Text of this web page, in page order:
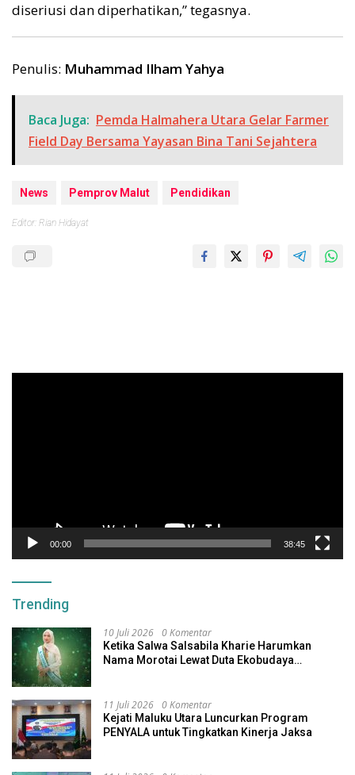
diseriusi dan diperhatikan,” tegasnya.
Penulis: Muhammad Ilham Yahya
Baca Juga: Pemda Halmahera Utara Gelar Farmer
Field Day Bersama Yayasan Bina Tani Sejahtera
News Pemprov Malut Pendidikan
Editor: Rian Hidayat
00:00 38:45
Trending
10 Juli 2026 0 Komentar
Ketika Salwa Salsabila Kharie Harumkan
Nama Morotai Lewat Duta Ekobudaya
11 Juli 2026 0 Komentar
Kejati Maluku Utara Luncurkan Program
PENYALA untuk Tingkatkan Kinerja Jaksa